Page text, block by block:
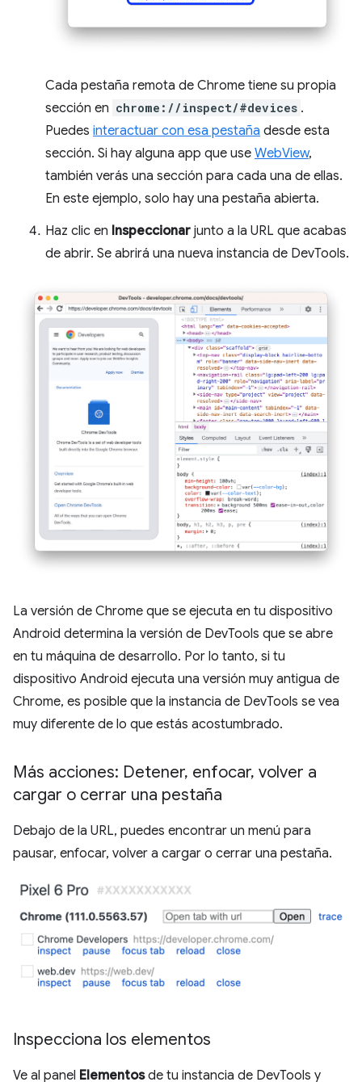
Cada pestaña remota de Chrome tiene su propia
sección en chrome://inspect/#devices .
Puedes interactuar con esa pestaña desde esta
sección. Si hay alguna app que use WebView,
también verás una sección para cada una de ellas.
En este ejemplo, solo hay una pestaña abierta.
Haz clic en Inspeccionar junto a la URL que acabas
de abrir. Se abrirá una nueva instancia de DevTools.
La versión de Chrome que se ejecuta en tu dispositivo
Android determina la versión de DevTools que se abre
en tu máquina de desarrollo. Por lo tanto, si tu
dispositivo Android ejecuta una versión muy antigua de
Chrome, es posible que la instancia de DevTools se vea
muy diferente de lo que estás acostumbrado.
Más acciones: Detener, enfocar, volver a
cargar o cerrar una pestaña
Debajo de la URL, puedes encontrar un menú para
pausar, enfocar, volver a cargar o cerrar una pestaña.
Inspecciona los elementos
Ve al panel Elementosde tu instancia de DevTools y